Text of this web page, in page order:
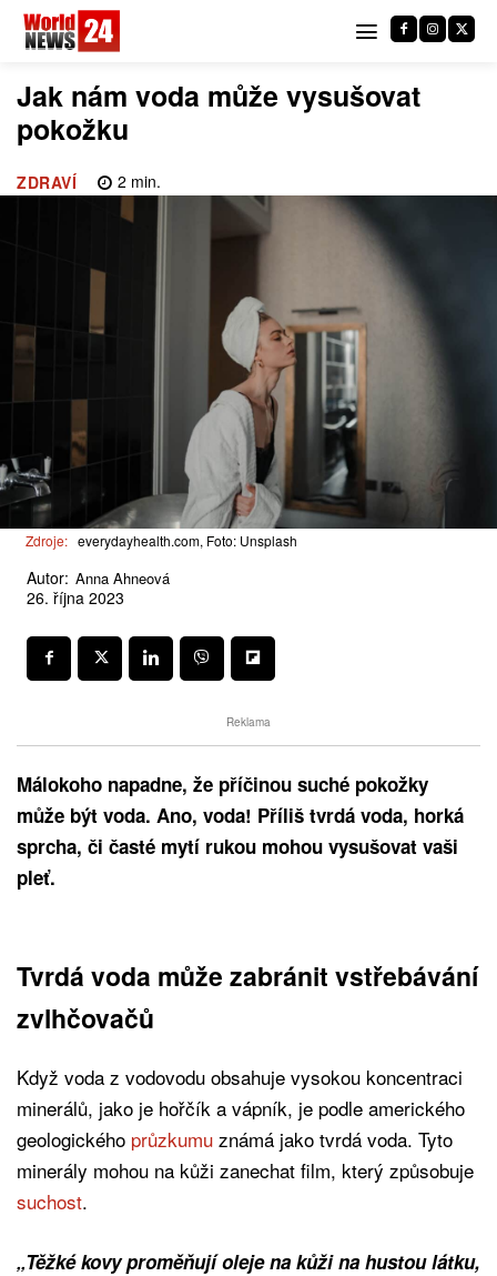
Jak nám voda může vysušovat
pokožku
ZDRAVÍ 2 min.
Zdroje: everydayhealth.com, Foto: Unsplash
Autor: Anna Ahneová
26. října 2023
Reklama
Málokoho napadne, že příčinou suché pokožky
může být voda. Ano, voda! Příliš tvrdá voda, horká
sprcha, či časté mytí rukou mohou vysušovat vaši
pleť.
Tvrdá voda může zabránit vstřebávání
zvlhčovačů
Když voda z vodovodu obsahuje vysokou koncentraci
minerálů, jako je hořčík a vápník, je podle amerického
geologického průzkumu známá jako tvrdá voda. Tyto
minerály mohou na kůži zanechat film, který způsobuje
suchost.
„Těžké kovy proměňují oleje na kůži na hustou látku,